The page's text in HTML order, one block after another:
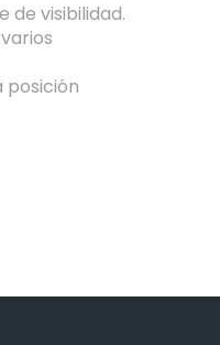
de visibilidad.
posición